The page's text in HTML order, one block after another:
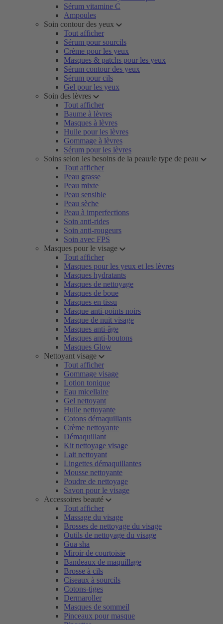
Sérum vitamine C
Ampoules
Soin contour des yeux
Tout afficher
Sérum pour sourcils
Crème pour les yeux
Masques & patchs pour les yeux
Sérum contour des yeux
Sérum pour cils
Gel pour les yeux
Soin des lèvres
Tout afficher
Baume à lèvres
Masques à lèvres
Huile pour les lèvres
Gommage à lèvres
Sérum pour les lèvres
Soins selon les besoins de la peau/le type de peau
Tout afficher
Peau grasse
Peau mixte
Peau sensible
Peau sèche
Peau à imperfections
Soin anti-rides
Soin anti-rougeurs
Soin avec FPS
Masques pour le visage
Tout afficher
Masques pour les yeux et les lèvres
Masques hydratants
Masques de nettoyage
Masques de boue
Masques en tissu
Masque anti-points noirs
Masque de nuit visage
Masques anti-âge
Masques anti-boutons
Masques Glow
Nettoyant visage
Tout afficher
Gommage visage
Lotion tonique
Eau micellaire
Gel nettoyant
Huile nettoyante
Cotons démaquillants
Crème nettoyante
Démaquillant
Kit nettoyage visage
Lait nettoyant
Lingettes démaquillantes
Mousse nettoyante
Poudre de nettoyage
Savon pour le visage
Accessoires beauté
Tout afficher
Massage du visage
Brosses de nettoyage du visage
Outils de nettoyage du visage
Gua sha
Miroir de courtoisie
Bandeaux de maquillage
Brosse à cils
Ciseaux à sourcils
Cotons-tiges
Dermaroller
Masques de sommeil
Pinceaux pour masque